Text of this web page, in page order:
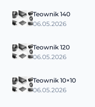
Teownik 140
06.05.2026
Teownik 120
06.05.2026
Teownik 10×10
06.05.2026